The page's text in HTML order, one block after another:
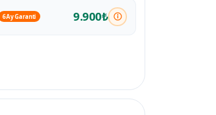
6 Ay Garanti 9.900₺